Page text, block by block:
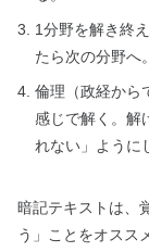
1分野を解き終
たら次の分野へ。
倫理（政経から
感じで解く。解
れない」ように
暗記テキストは、
う」ことをオスス